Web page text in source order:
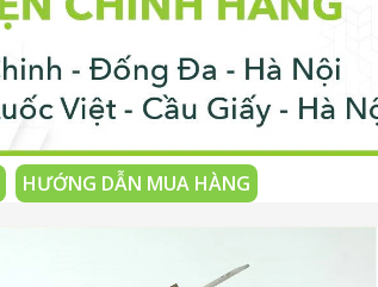
HƯỚNG DẪN MUA HÀNG